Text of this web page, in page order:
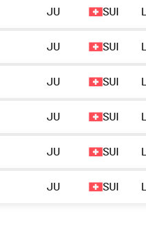
JU SUI
JU SUI
JU SUI
JU SUI
JU SUI
JU SUI